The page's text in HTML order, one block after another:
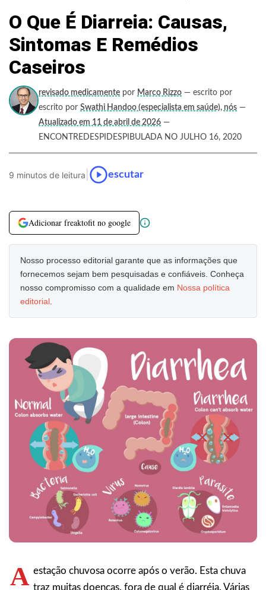
O Que É Diarreia: Causas,
Sintomas E Remédios
Caseiros
revisado medicamente por Marco Rizzo — escrito por
escrito por Swathi Handoo (especialista em saúde), nós —
Atualizado em 11 de abril de 2026 —
ENCONTREDESPIDESPIBULADA NO JULHO 16, 2020
9 minutos de leitura escutar
Adicionar freaktofit no google
Nosso processo editorial garante que as informações que
fornecemos sejam bem pesquisadas e confiáveis. Conheça
nosso compromisso com a qualidade em Nossa política
editorial
A estação chuvosa ocorre após o verão. Esta chuva
traz muitas doenças. fora de qual é diarréia. Várias